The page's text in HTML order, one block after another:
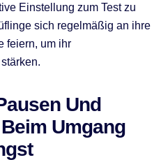
Einstellung zum Test zu
sich regelmäßig an ihre
feiern, um ihr
Und
Umgang